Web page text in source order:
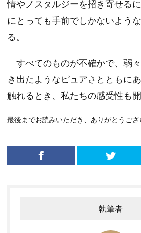
情やノスタルジーを招き寄せる
にとっても手前でしかないよう
る。
すべてのものが不確かで、弱
き出たようなピュアさとともに
触れるとき、私たちの感受性も開
最後までお読みいただき、ありがとうござ
執筆者